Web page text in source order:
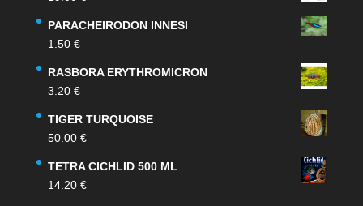
PARACHEIRODON INNESI
1.50 €
RASBORA ERYTHROMICRON
3.20 €
TIGER TURQUOISE
50.00 €
TETRA CICHLID 500 ML
14.20 €